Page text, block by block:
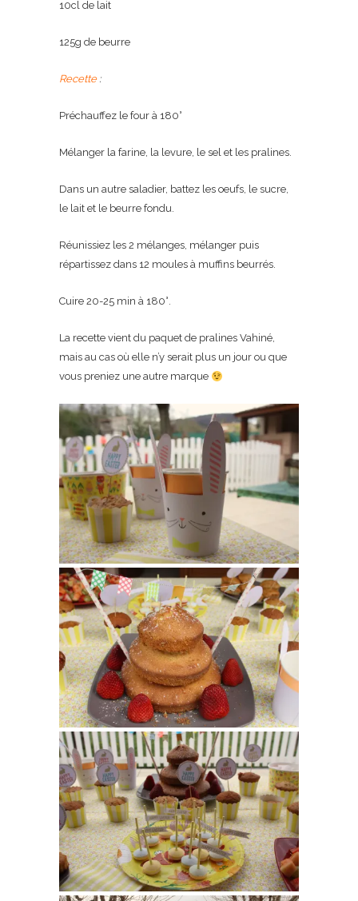
10cl de lait
125g de beurre
Recette:
Préchauffez le four à 180°
Mélanger la farine, la levure, le sel et les pralines.
Dans un autre saladier, battez les oeufs, le sucre,
le lait et le beurre fondu.
Réunissiez les 2 mélanges, mélanger puis
répartissez dans 12 moules à muffins beurrés.
Cuire 20-25 min à 180°.
La recette vient du paquet de pralines Vahiné,
mais au cas où elle n’y serait plus un jour ou que
vous preniez une autre marque